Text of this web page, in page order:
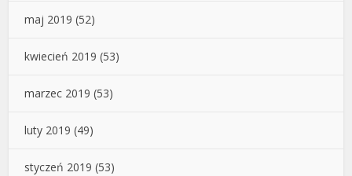
maj 2019 (52)
kwiecień 2019 (53)
marzec 2019 (53)
luty 2019 (49)
styczeń 2019 (53)